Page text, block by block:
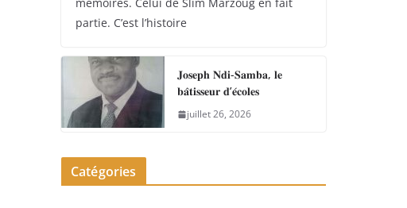
partie. C’est l’histoire
𝐉𝐨𝐬𝐞𝐩𝐡 𝐍𝐝𝐢-𝐒𝐚𝐦𝐛𝐚, 𝐥𝐞
𝐛𝐚̂𝐭𝐢𝐬𝐬𝐞𝐮𝐫 𝐝’𝐞́𝐜𝐨𝐥𝐞𝐬
juillet 26, 2026
Catégories